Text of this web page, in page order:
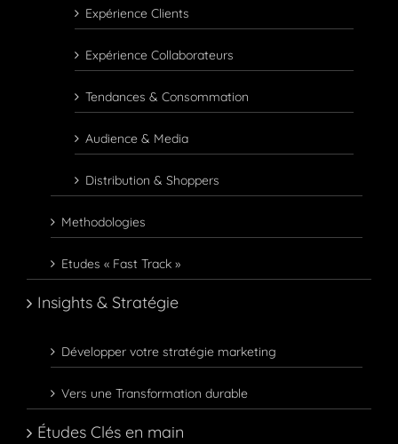
Expérience Clients
Expérience Collaborateurs
Tendances & Consommation
Audience & Media
Distribution & Shoppers
Methodologies
Etudes « Fast Track »
Insights & Stratégie
Développer votre stratégie marketing
Vers une Transformation durable
Études Clés en main